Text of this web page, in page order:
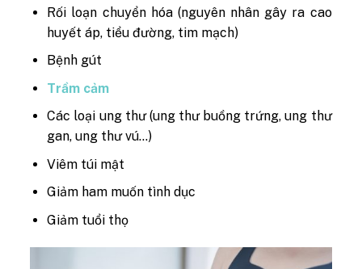
Rối loạn chuyển hóa (nguyên nhân gây ra cao
huyết áp, tiểu đường, tim mạch)
Bệnh gút
Trầm cảm
Các loại ung thư (ung thư buồng trứng, ung thư
gan, ung thư vú…)
Viêm túi mật
Giảm ham muốn tình dục
Giảm tuổi thọ